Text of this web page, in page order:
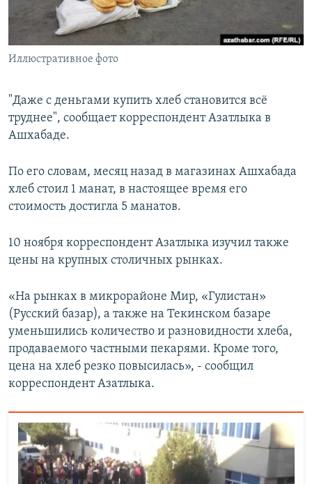
Иллюстративное фото
"Даже с деньгами купить хлеб становится всё
труднее", сообщает корреспондент Азатлыка в
Ашхабаде.
По его словам, месяц назад в магазинах Ашхабада
хлеб стоил 1 манат, в настоящее время его
стоимость достигла 5 манатов.
10 ноября корреспондент Азатлыка изучил также
цены на крупных столичных рынках.
«На рынках в микрорайоне Мир, «Гулистан»
(Русский базар), а также на Текинском базаре
уменьшились количество и разновидности хлеба,
продаваемого частными пекарями. Кроме того,
цена на хлеб резко повысилась», - сообщил
корреспондент Азатлыка.